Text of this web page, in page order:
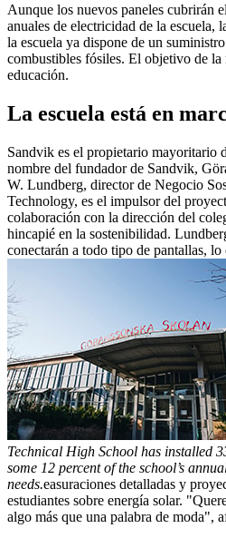
Aunque los nuevos paneles cubrirán
anuales de electricidad de la escuela,
la escuela ya dispone de un
combustibles fósiles. El objetivo de la
educación.
La escuela está en
Sandvik es el propietario mayoritario
nombre del fundador de Sandvik,
W. Lundberg, director de Negocio
Technology, es el impulsor del
colaboración con la dirección del
hincapié en la sostenibilidad.
conectarán a todo tipo de pantallas,
Technical High School has installed
some 12 percent of the school’s
needs.easuraciones detalladas y
estudiantes sobre energía solar.
algo más que una palabra de moda",